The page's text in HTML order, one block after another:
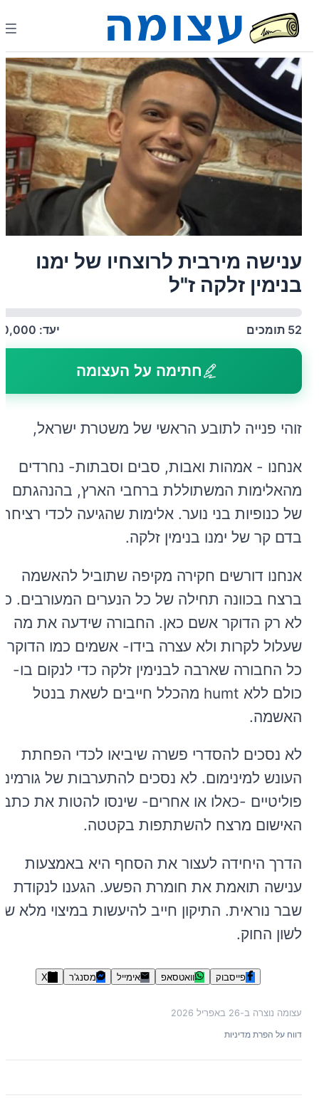
ענישה מירבית לרוצחיו של ימנו
בנימין זלקה ז"ל
52 תומכים יעד:
חתימה על העצומה
זוהי פנייה לתובע הראשי של משטרת ישראל,
אנחנו - אמהות ואבות, סבים וסבתות- נחרדים
מהאלימות המשתוללת ברחבי הארץ, בהנהגתם
של כנופיות בני נוער. אלימות שהגיעה לכדי
בדם קר של ימנו בנימין זלקה.
אנחנו דורשים חקירה מקיפה שתוביל להאשמה
ברצח בכוונה תחילה של כל הנערים המעורבים. כי
לא רק הדוקר אשם כאן. החבורה שידעה את מה
שעלול לקרות ולא עצרה בידו- אשמים כמו הדוקר.
כל החבורה שארבה לבנימין זלקה כדי לנקום בו-
כולם ללא humt מהכלל חייבים לשאת בנטל
האשמה.
לא נסכים להסדרי פשרה שיביאו לכדי הפחתת
העונש למינימום. לא נסכים להתערבות של גורמים
פוליטיים -כאלו או אחרים- שינסו להטות את כתב
האישום מרצח להשתתפות בקטטה.
הדרך היחידה לעצור את הסחף היא באמצעות
ענישה תואמת את חומרת הפשע. הגענו לנקודת
שבר נוראית. התיקון חייב להיעשות במיצוי מלא
לשון החוק.
פייסבוק וואטסאפ אימייל מסנג'ר X
עצומה נוצרה ב-26 באפריל 2026
דווח על הפרת מדיניות